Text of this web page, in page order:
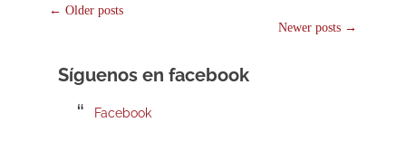
Post
← Older posts
Newer posts →
Síguenos en facebook
Facebook